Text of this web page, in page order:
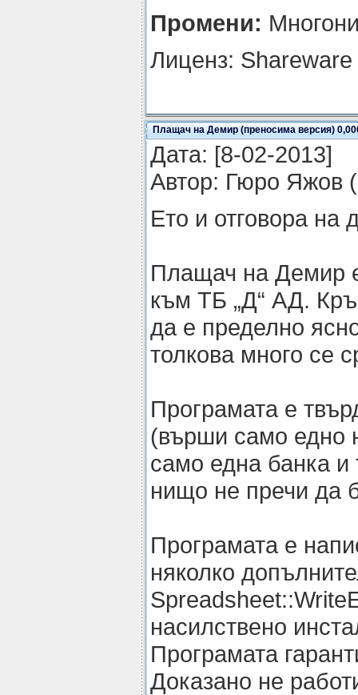
Промени:
Лиценз: Shareware
Плащач на Демир (преносима версия)
Датa: [8-02-2013]
Автор: Гюро Яжов
Ето и отговора на
Плащач на Демир
към ТБ „Д“ АД.
да е пределно
толкова много се
Програмата е
(върши само едно
само една банка и
нищо не пречи да
Програмата е
няколко
насилствено
Програмата
Доказано не